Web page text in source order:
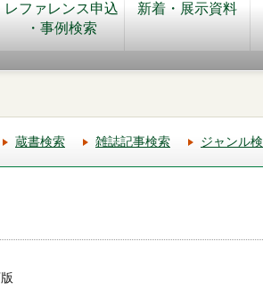
レファレンス申込
・事例検索
新着・展示資料
蔵書検索 雑誌記事検索 ジャンル